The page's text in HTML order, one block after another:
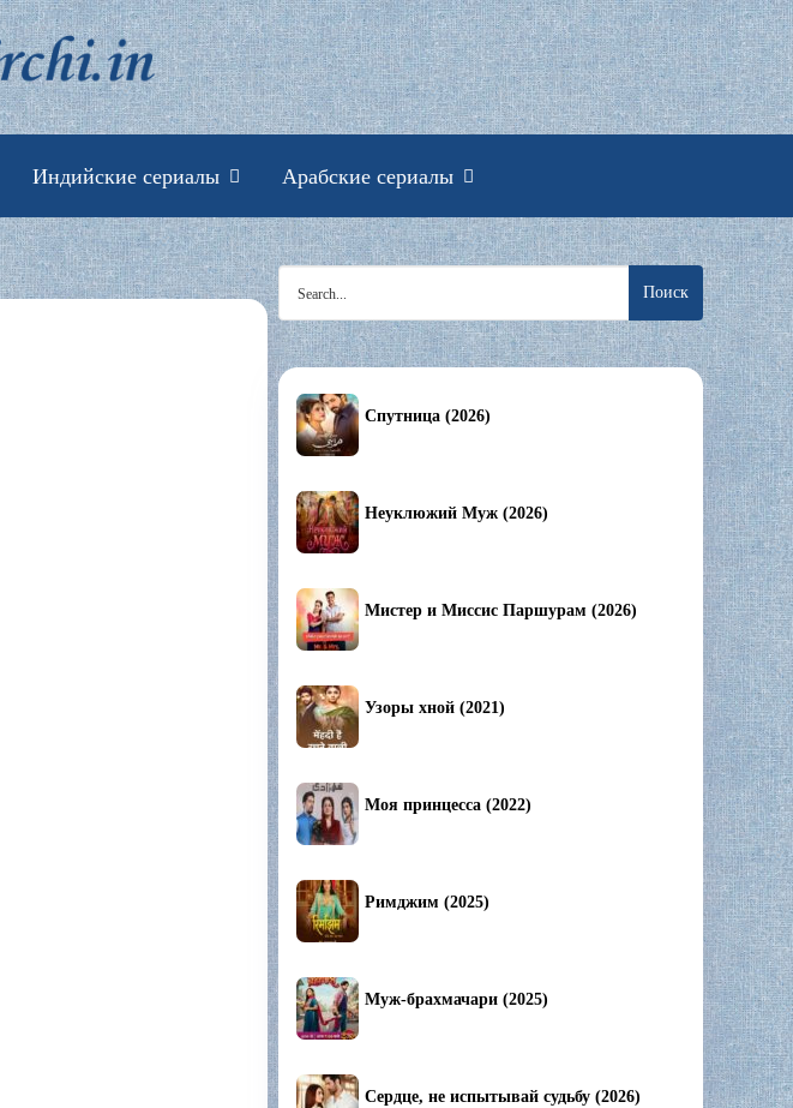
фильмы смотреть онлайн
Индийские сериалы Арабские сериалы
for:
Спутница (2026)
Неуклюжий Муж (2026)
Мистер и Миссис Паршурам (2026)
Узоры хной (2021)
Моя принцесса (2022)
Римджим (2025)
Муж-брахмачари (2025)
Сердце, не испытывай судьбу (2026)